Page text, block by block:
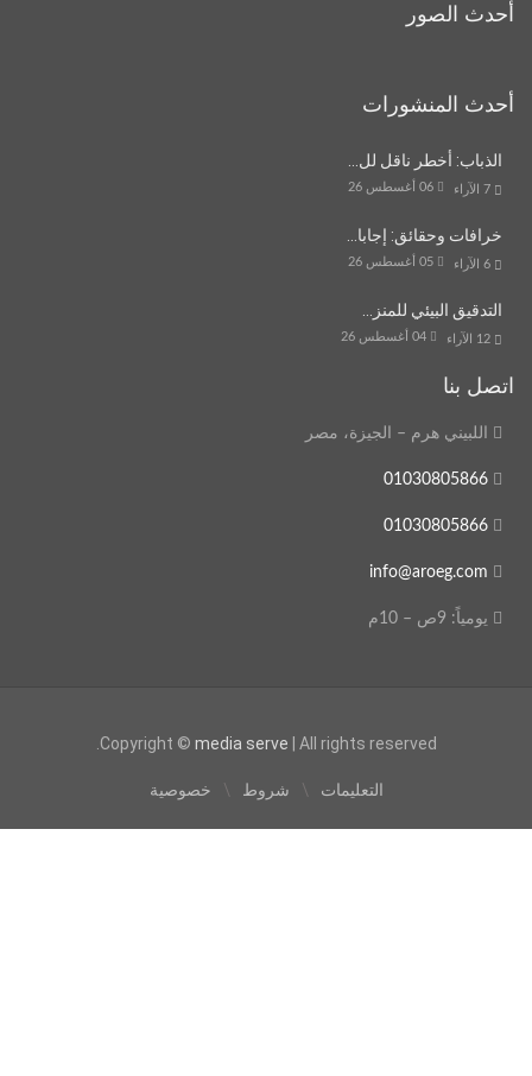
أحدث الصور
أحدث المنشورات
الذباب: أخطر ناقل لل…
06 أغسطس 26 الآراء
خرافات وحقائق: إجابا…
05 أغسطس 26 الآراء
التدقيق البيئي للمنز…
04 أغسطس 26 الآراء
اتصل بنا
اللبيني هرم – الجيزة، مصر
01030805866
01030805866
info@aroeg.com
يومياً: 9ص – 10م
Copyright © media serve | All rights reserved.
التعليمات شروط خصوصية